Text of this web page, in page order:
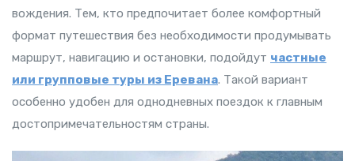
вождения. Тем, кто предпочитает более комфортный
формат путешествия без необходимости продумывать
маршрут, навигацию и остановки, подойдут частные
или групповые туры из Еревана. Такой вариант
особенно удобен для однодневных поездок к главным
достопримечательностям страны.